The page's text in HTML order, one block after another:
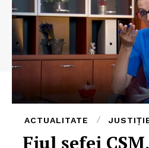
ACTUALITATE
Fiul șefei